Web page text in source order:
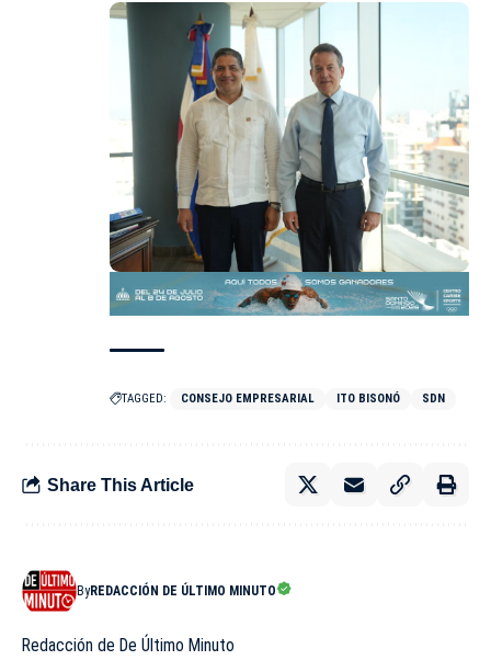
TAGGED: CONSEJO EMPRESARIAL ITO BISONÓ SDN
Share This Article
ByREDACCIÓN DE ÚLTIMO MINUTO
Redacción de De Último Minuto